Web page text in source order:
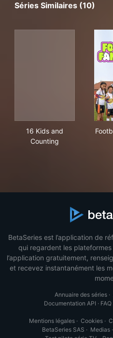
Séries Similaires (10)
16 Kids and
Counting
BetaSeries est l’application de
qui regardent les
l’application gratuitement,
et recevez instantanément les
Annuaire des séries·
Documentation API · FAQ
Mentions légales · Cookies ·
BetaSeries SAS · Medias·